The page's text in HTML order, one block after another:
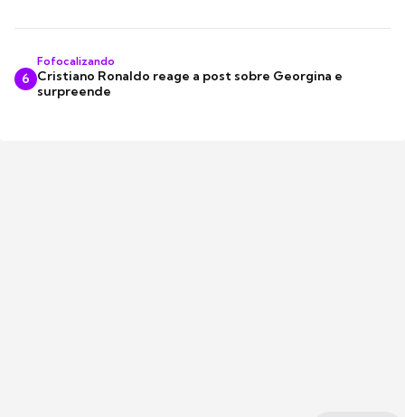
6
Fofocalizando
Cristiano Ronaldo reage a post sobre Georgina e
surpreende